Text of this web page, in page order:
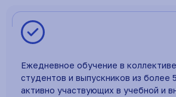
Ежедневное обучение в
студентов и выпускников из более
активно участвующих в учебной и